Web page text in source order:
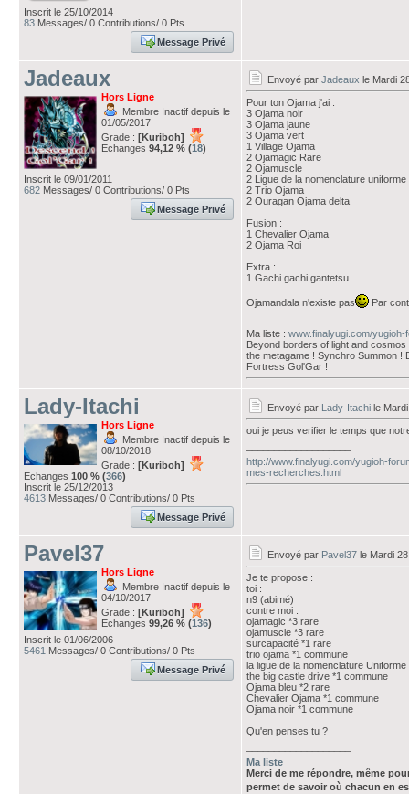
Inscrit le 25/10/2014
83 Messages/ 0 Contributions/ 0 Pts
Message Privé
Jadeaux
Hors Ligne
Membre Inactif depuis le
01/05/2017
Grade : [Kuriboh]
Echanges 94,12 % (18)
Inscrit le 09/01/2011
682 Messages/ 0 Contributions/ 0 Pts
Message Privé
Envoyé par Jadeaux le Mardi
Pour ton Ojama j'ai :
3 Ojama noir
3 Ojama jaune
3 Ojama vert
1 Village Ojama
2 Ojamagic Rare
2 Ojamuscle
2 Ligue de la nomenclature uniforme
2 Trio Ojama
2 Ouragan Ojama delta
Fusion :
1 Chevalier Ojama
2 Ojama Roi
Extra :
1 Gachi gachi gantetsu
Ojamandala n'existe pas
Par
Ma liste : www.finalyugi.com/
Beyond borders of light and
the metagame ! Synchro Summon
Fortress Gol'Gar !
Lady-Itachi
Hors Ligne
Membre Inactif depuis le
08/10/2018
Grade : [Kuriboh]
Echanges 100 % (366)
Inscrit le 25/12/2013
4613 Messages/ 0 Contributions/ 0 Pts
Message Privé
Envoyé par Lady-Itachi le
oui je peus verifier le temps que
http://www.finalyugi.com/yugioh-
mes-recherches.html
Pavel37
Hors Ligne
Membre Inactif depuis le
04/10/2017
Grade : [Kuriboh]
Echanges 99,26 % (136)
Inscrit le 01/06/2006
5461 Messages/ 0 Contributions/ 0 Pts
Message Privé
Envoyé par Pavel37 le Mardi
Je te propose :
toi :
n9 (abimé)
contre moi :
ojamagic *3 rare
ojamuscle *3 rare
surcapacité *1 rare
trio ojama *1 commune
la ligue de la nomenclature
the big castle drive *1 commune
Ojama bleu *2 rare
Chevalier Ojama *1 commune
Ojama noir *1 commune
Qu'en penses tu ?
Ma liste
Merci de me répondre, même
permet de savoir où chacun en